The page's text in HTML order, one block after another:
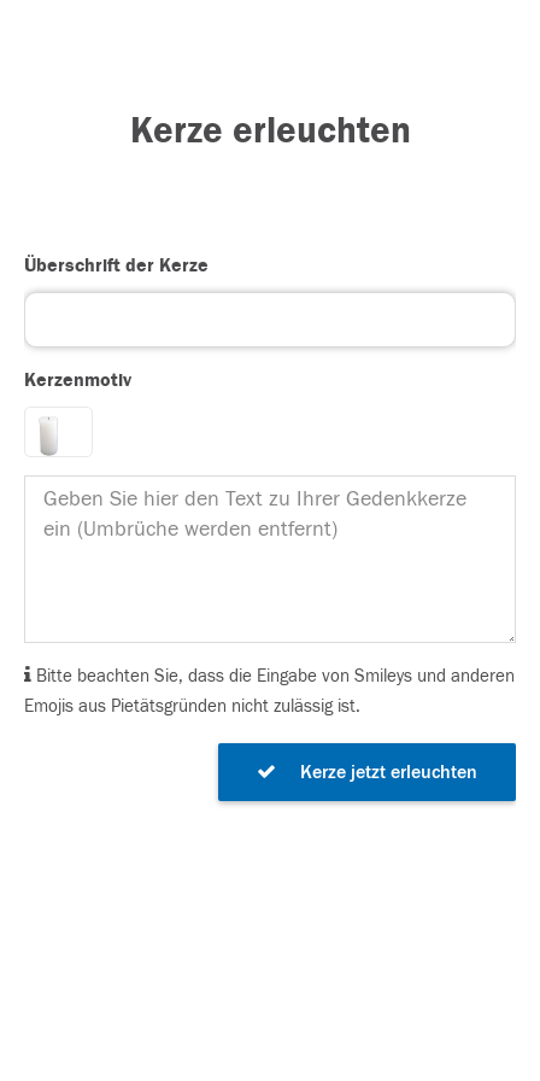
Kerze erleuchten
Überschrift der Kerze
Kerzenmotiv
Bitte beachten Sie, dass die Eingabe von Smileys und anderen
Emojis aus Pietätsgründen nicht zulässig ist.
Kerze jetzt erleuchten